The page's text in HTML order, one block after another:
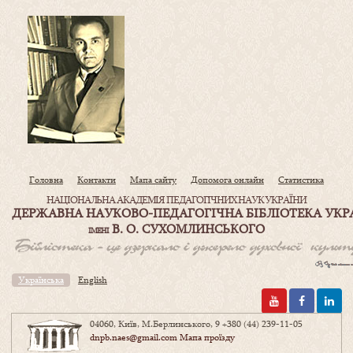
Головна Контакти Мапа сайту Допомога онлайн Статистика
НАЦІОНАЛЬНА АКАДЕМІЯ ПЕДАГОГІЧНИХ НАУК УКРАЇНИ
ДЕРЖАВНА НАУКОВО-ПЕДАГОГІЧНА БІБЛІОТЕКА
ІМЕНІВ. О. СУХОМЛИНСЬКОГО
Українська English
04060, Київ, М.Берлинського, 9+380 (44) 239-11-05
dnpb.naes@gmail.comМапа проїзду